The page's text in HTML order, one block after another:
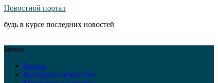
Новостной портал
будь в курсе последних новостей
Меню
Бизнес
Культура и искусство